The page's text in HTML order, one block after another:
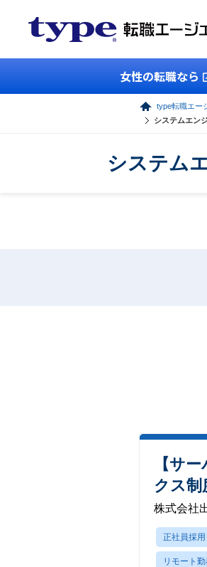
女性の転職なら
type転職エー
システムエン
システム
【サ
クス制
株式会社
正社員採用
リモート